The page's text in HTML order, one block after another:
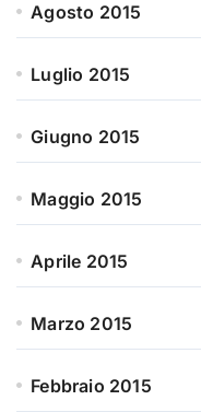
Agosto 2015
Luglio 2015
Giugno 2015
Maggio 2015
Aprile 2015
Marzo 2015
Febbraio 2015